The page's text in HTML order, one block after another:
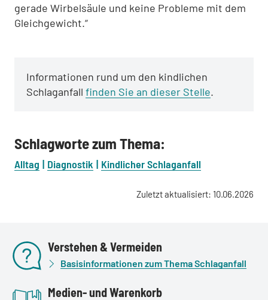
gerade Wirbelsäule und keine Probleme mit dem
Gleichgewicht.“
Informationen rund um den kindlichen
Schlaganfall finden Sie an dieser Stelle.
Schlagworte zum Thema:
Alltag Diagnostik Kindlicher Schlaganfall
Zuletzt aktualisiert: 10.06.2026
Verstehen & Vermeiden
Basisinformationen zum Thema Schlaganfall
Medien- und Warenkorb